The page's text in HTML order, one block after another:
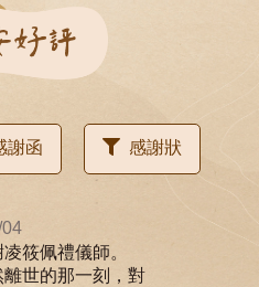
謝函 感謝狀
筱佩禮儀師。
離世的那一刻，對